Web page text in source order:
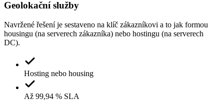
Geolokační služby
Navržené řešení je sestaveno na klíč zákazníkovi a to jak formou
housingu (na serverech zákazníka) nebo hostingu (na serverech
DC).
Hosting nebo housing
Až 99,94 % SLA